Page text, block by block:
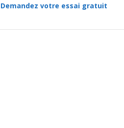
Demandez votre essai gratuit